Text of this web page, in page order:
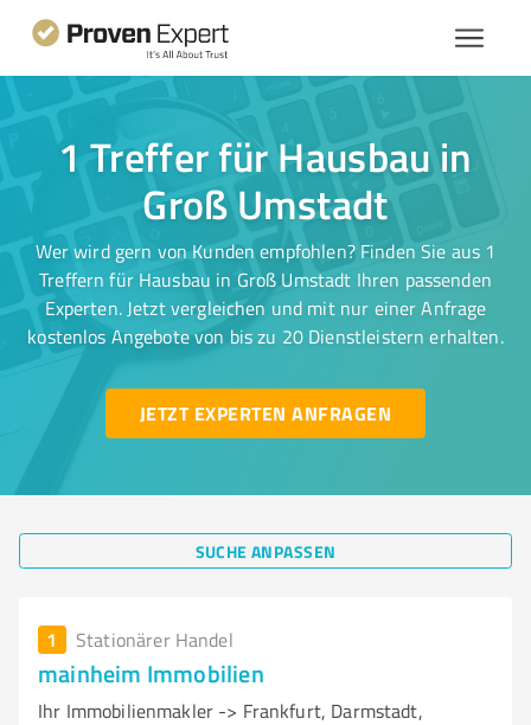
1 Treffer für Hausbau in
Groß Umstadt
Wer wird gern von Kunden empfohlen? Finden Sie aus 1
Treffern für Hausbau in Groß Umstadt Ihren passenden
Experten. Jetzt vergleichen und mit nur einer Anfrage
kostenlos Angebote von bis zu 20 Dienstleistern erhalten.
JETZT EXPERTEN ANFRAGEN
SUCHE ANPASSEN
1 Stationärer Handel
mainheim Immobilien
Ihr Immobilienmakler -> Frankfurt, Darmstadt,